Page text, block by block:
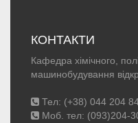
КОНТАКТИ
Кафедра хімічного,
машинобудування
Тел: (+38) 044 204
Моб. тел: (093)204-